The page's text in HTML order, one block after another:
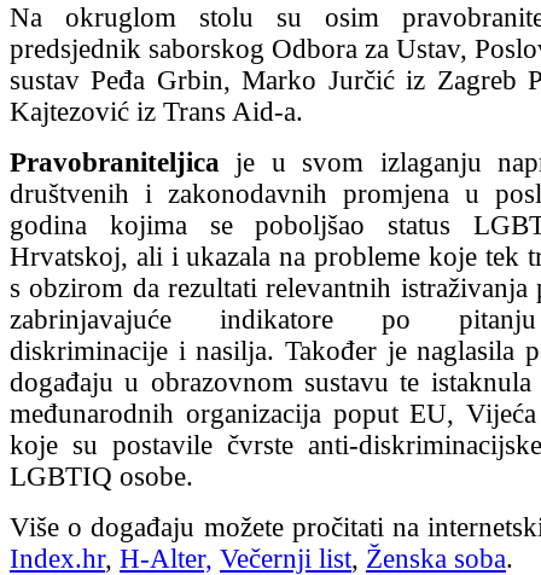
Na okruglom stolu su osim
predsjednik saborskog Odbora za Ustav,
sustav Peđa Grbin, Marko Jurčić iz Zagreb
Kajtezović iz Trans Aid-a.
Pravobraniteljica je u svom izlaganju
društvenih i zakonodavnih promjena u
godina kojima se poboljšao status
Hrvatskoj, ali i ukazala na probleme koje tek
s obzirom da rezultati relevantnih istraživanja
zabrinjavajuće indikatore po
diskriminacije i nasilja. Također je naglasila
događaju u obrazovnom sustavu te
međunarodnih organizacija poput EU,
koje su postavile čvrste anti-
LGBTIQ osobe.
Više o događaju možete pročitati na
Index.hr, H-Alter, Večernji list, Ženska soba.